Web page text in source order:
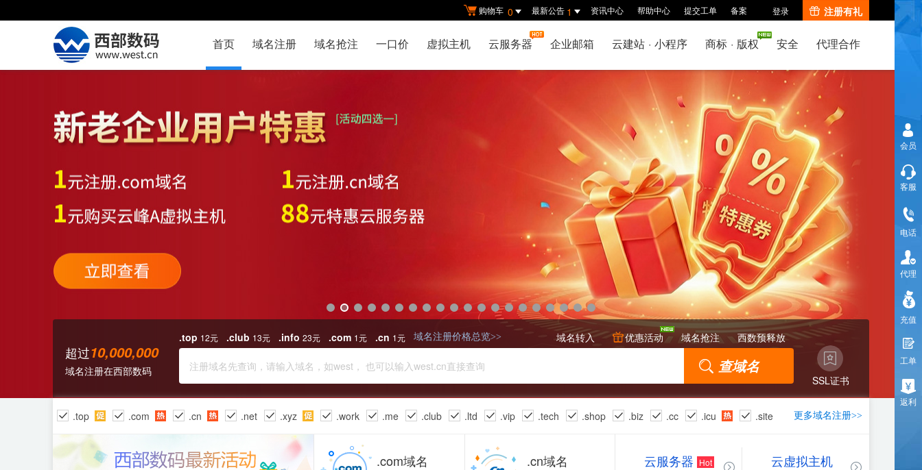
购物车 0 最新公告 1 资讯中心 帮助中心 提交工单 备案 登录 注册有礼
首页 域名注册 域名抢注 一口价 虚拟主机 云服务器 企业邮箱 云建站 · 小程序 商标 · 版权 安全 代理合作
超过10,000,000
域名注册在西部数码
.top 12元 .club 13元 .info 23元 .com 1元 .cn 1元 域名注册价格总览>> 西数预释放
域名抢注
优惠活动
域名转入
SSL证书
.top .com .cn .net .xyz .work .me .club .ltd .vip .tech .shop .biz .cc .icu
.site
.co
.xin
更多域名注册>>
.com域名 .cn域名 云服务器 Hot 云虚拟主机
会员
客服
电话
代理
充值
工单
返利